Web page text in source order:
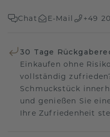
Chat E-Mail +49
30 Tage
Einkaufen ohne
vollständig
Schmuckstück
und genießen Sie
Ihre Zufriedenheit